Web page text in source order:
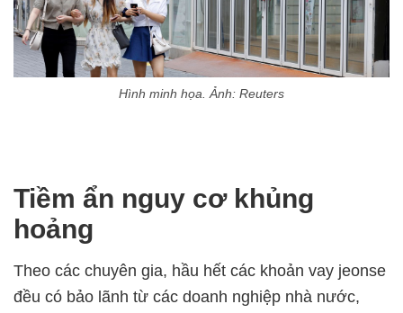
Hình minh họa. Ảnh: Reuters
Tiềm ẩn nguy cơ khủng
hoảng
Theo các chuyên gia, hầu hết các khoản vay jeonse
đều có bảo lãnh từ các doanh nghiệp nhà nước,